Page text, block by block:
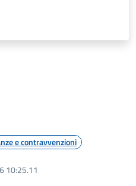
e contravvenzioni
10:25.11